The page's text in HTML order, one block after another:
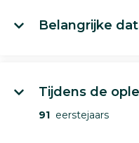
Belangrijke
Tijdens de
91 eerstejaars